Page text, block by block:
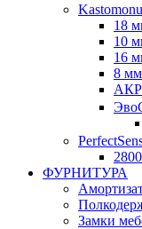
18
10
16
8 мм
ФУРНИТУРА
Замки